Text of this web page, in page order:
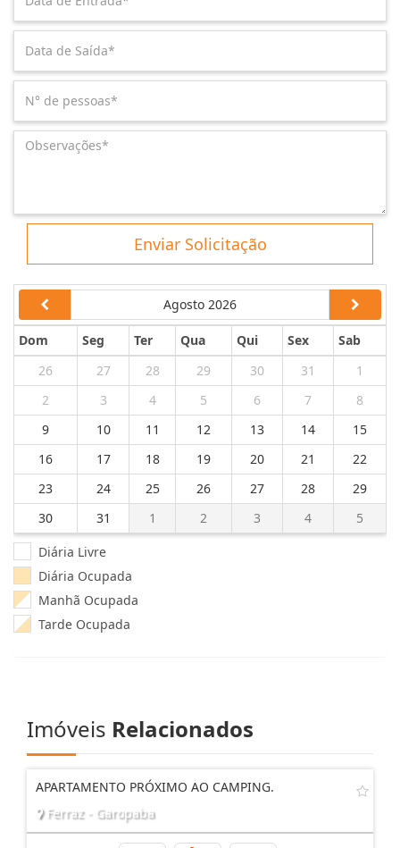
Enviar Solicitação
Agosto 2026
Dom Seg Ter Qua Qui Sex
Sab
26
27 28 29 30 31
1
2
3 4 5 6 7
8
9
10 11 12 13 14
15
16
17 18 19 20 21
22
23
24 25 26 27 28
29
30
31 1 2 3 4
5
Diária Livre
Diária Ocupada
Manhã Ocupada
Tarde Ocupada
Imóveis Relacionados
APARTAMENTO PRÓXIMO AO CAMPING.
Ferraz - Garopaba